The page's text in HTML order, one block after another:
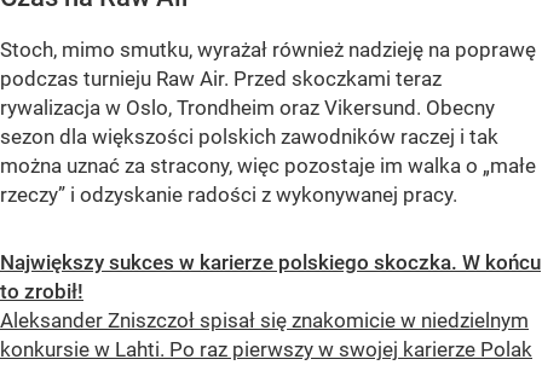
Stoch, mimo smutku, wyrażał również nadzieję na poprawę
podczas turnieju Raw Air. Przed skoczkami teraz
rywalizacja w Oslo, Trondheim oraz Vikersund. Obecny
sezon dla większości polskich zawodników raczej i tak
można uznać za stracony, więc pozostaje im walka o „małe
rzeczy” i odzyskanie radości z wykonywanej pracy.
Największy sukces w karierze polskiego skoczka. W końcu
to zrobił!
Aleksander Zniszczoł spisał się znakomicie w niedzielnym
konkursie w Lahti. Po raz pierwszy w swojej karierze Polak